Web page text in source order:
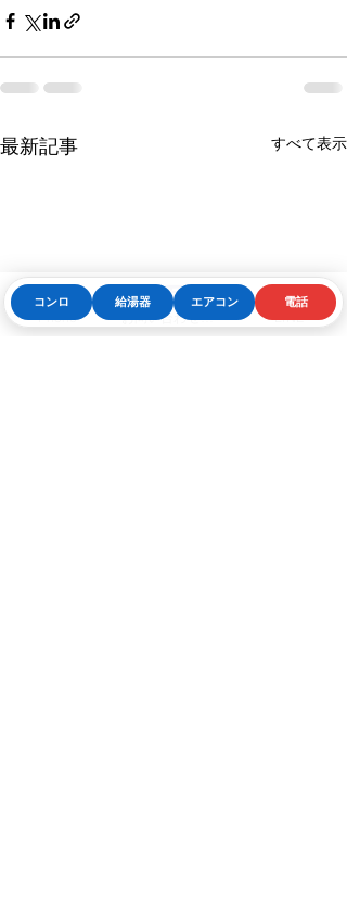
最新記事 すべて表示
Phone お問い合わせフォーム LINE
コンロ 給湯器 エアコン 電話